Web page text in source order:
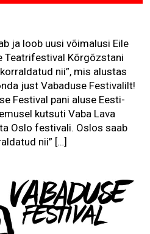
ja loob uusi võimalusi Eile
Teatrifestival Kõrgõzstani
nii”, mis alustas
just Vabaduse Festivalilt!
Festival pani aluse Eesti-
kutsuti Vaba Lava
Oslo festivali. Oslos saab
nii” […]